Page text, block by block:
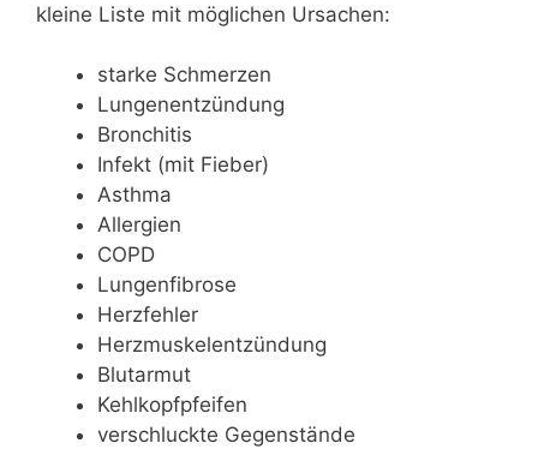
kleine Liste mit möglichen Ursachen:
starke Schmerzen
Lungenentzündung
Bronchitis
Infekt (mit Fieber)
Asthma
Allergien
COPD
Lungenfibrose
Herzfehler
Herzmuskelentzündung
Blutarmut
Kehlkopfpfeifen
verschluckte Gegenstände